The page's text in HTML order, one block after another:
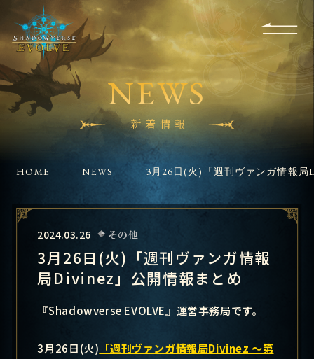
Q&A
SHOPS
CONTACT
NEWS
新着情報
HOME NEWS 3月26日(火)「週刊ヴァンガ情報局
2024.03.26 その他
3月26日(火)「週刊ヴァンガ情報
局Divinez」公開情報まとめ
『Shadowverse EVOLVE』運営事務局です。
3月26日(火) 「週刊ヴァンガ情報局Divinez ～第